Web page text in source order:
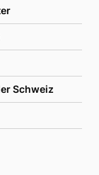
Schweiz